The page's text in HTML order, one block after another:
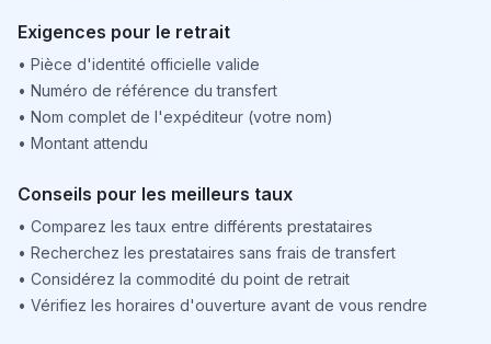
Exigences pour le retrait
• Pièce d'identité officielle valide
• Numéro de référence du transfert
• Nom complet de l'expéditeur (votre nom)
• Montant attendu
Conseils pour les meilleurs taux
• Comparez les taux entre différents prestataires
• Recherchez les prestataires sans frais de transfert
• Considérez la commodité du point de retrait
• Vérifiez les horaires d'ouverture avant de vous rendre